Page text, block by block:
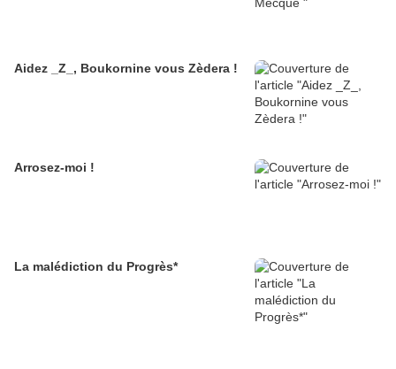
Aidez _Z_, Boukornine vous Zèdera !
Arrosez-moi !
La malédiction du Progrès*